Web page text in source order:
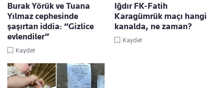
Burak Yörük ve Tuana
Yılmaz cephesinde
şaşırtan iddia: “Gizlice
evlendiler”
Kaydet
Iğdır FK-Fatih
Karagümrük maçı hangi
kanalda, ne zaman?
Kaydet